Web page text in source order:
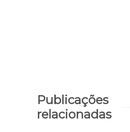
Publicações
relacionadas